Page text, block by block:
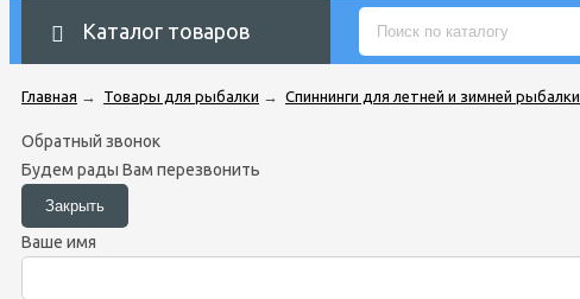
Каталог товаров
Главная → Товары для рыбалки → Спиннинги для летней и зимней рыбалки
Обратный звонок
Будем рады Вам перезвонить
Ваше имя